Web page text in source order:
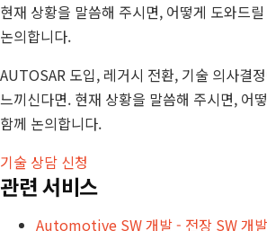
현재 상황을 말씀해 주시면, 어떻게 도와드
논의합니다.
AUTOSAR 도입, 레거시 전환, 기술 의사결
느끼신다면. 현재 상황을 말씀해 주시면, 어
함께 논의합니다.
기술 상담 신청
관련 서비스
Automotive SW 개발 - 전장 SW 개